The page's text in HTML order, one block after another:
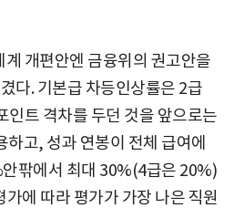
개편안엔 금융위의 권고안을
다. 기본급 차등인상률은 2급
인트 격차를 두던 것을 앞으로는
고, 성과 연봉이 전체 급여에
팎에서 최대 30%(4급은 20%)
에 따라 평가가 가장 나은 직원